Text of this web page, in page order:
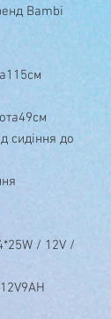
Bambi
сидіння до
/ 12V /